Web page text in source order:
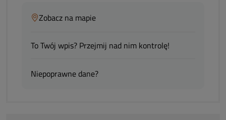
Zobacz na mapie
To Twój wpis? Przejmij nad nim kontrolę!
Niepoprawne dane?